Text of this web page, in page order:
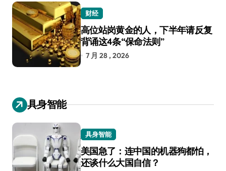
财经
高位站岗黄金的人，下半年请反复
背诵这4条“保命法则”
7 月 28 , 2026
具身智能
具身智能
美国急了：连中国的机器狗都怕，
还谈什么大国自信？